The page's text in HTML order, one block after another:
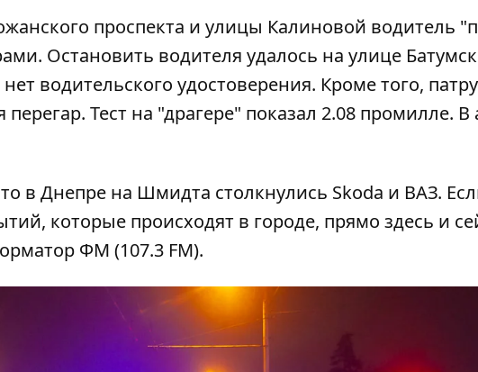
проспекта и улицы Калиновой водитель
Остановить водителя удалось на улице
водительского удостоверения. Кроме того,
Тест на "драгере" показал 2.08 промилле.
в Днепре на Шмидта столкнулись Skoda и ВАЗ.
которые происходят в городе, прямо здесь и
ФМ (107.3 FM).